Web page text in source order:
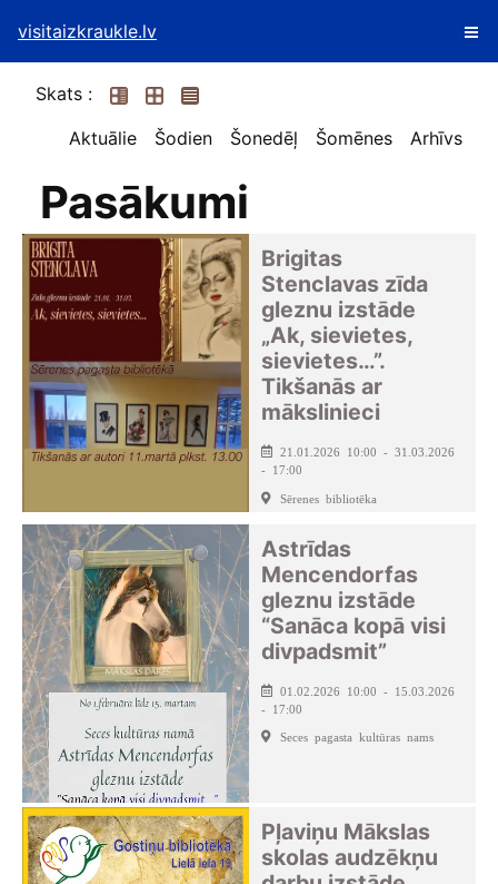
visitaizkraukle.lv
Skats :
Aktuālie
Šodien Šonedēļ Šomēnes Arhīvs
Pasākumi
Brigitas
Stenclavas zīda
gleznu izstāde
„Ak, sievietes,
sievietes…”.
Tikšanās ar
mākslinieci
21.01.2026 10:00 - 31.03.2026
- 17:00
Sērenes bibliotēka
Astrīdas
Mencendorfas
gleznu izstāde
“Sanāca kopā visi
divpadsmit”
01.02.2026 10:00 - 15.03.2026
- 17:00
Seces pagasta kultūras nams
Pļaviņu Mākslas
skolas audzēkņu